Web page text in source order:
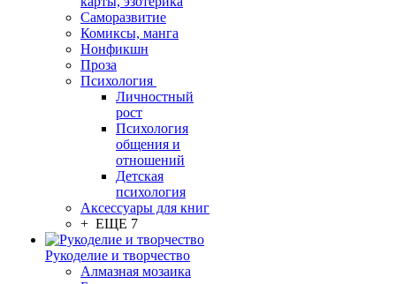
Саморазвитие
Комиксы, манга
Нонфикшн
Проза
Психология
Личностный
рост
Психология
общения и
отношений
Детская
психология
Аксессуары для книг
+ ЕЩЕ 7
Рукоделие и творчество
Алмазная мозаика